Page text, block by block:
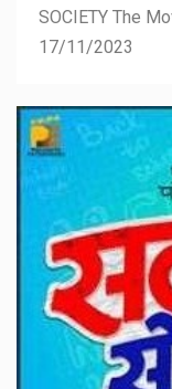
SOCIETY The
17/11/2023